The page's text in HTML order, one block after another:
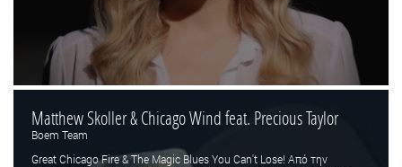
Matthew Skoller & Chicago Wind feat. Precious Taylor
Boem Team
Great Chicago Fire & The Magic Blues You Can't Lose! Από την